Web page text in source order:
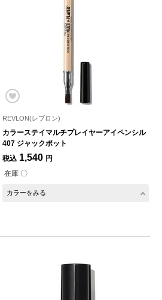
REVLON(レブロン)
カラーステイマルチプレイヤーアイペンシル
407 ジャックポット
税込 1,540 円
在庫 〇
カラーをみる